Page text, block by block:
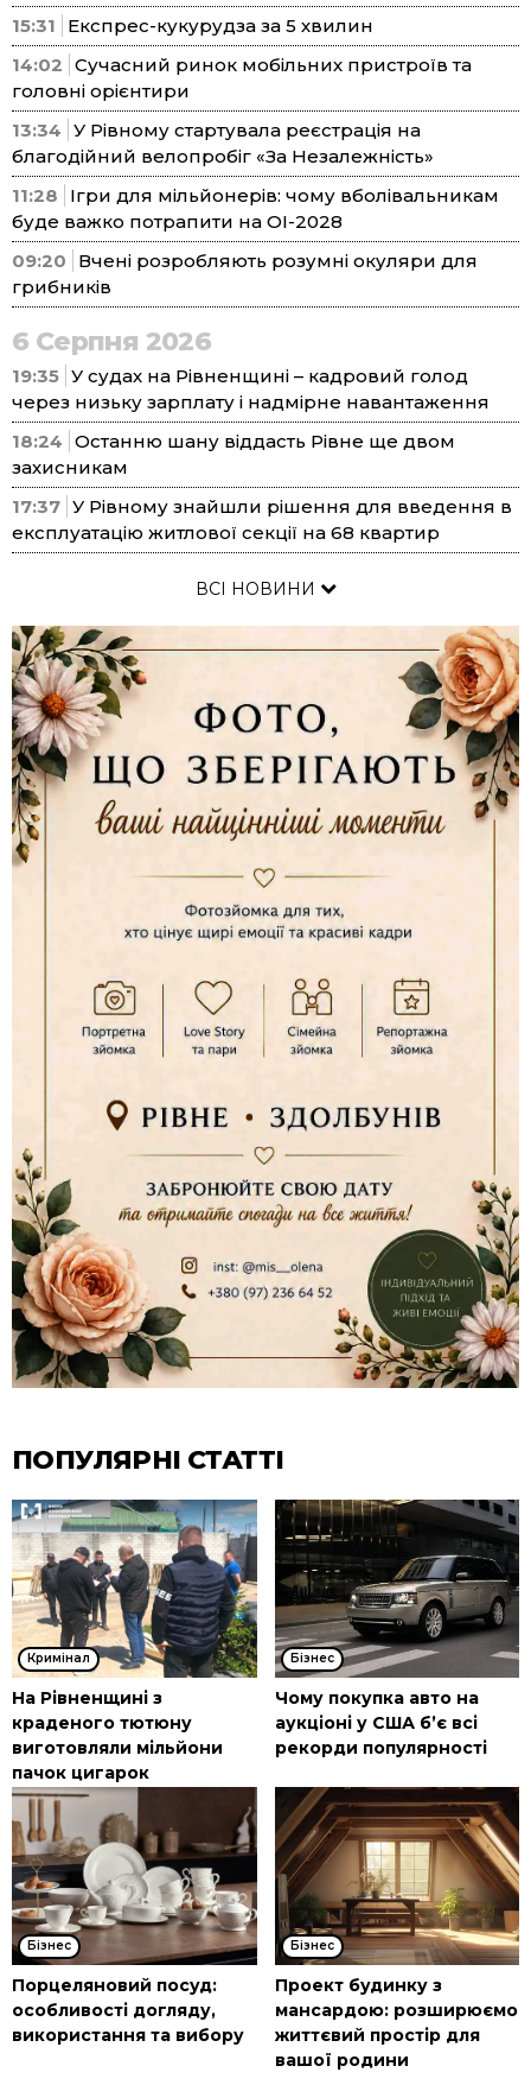
15:31
Експрес-кукурудза за 5 хвилин
14:02 Сучасний ринок мобільних пристроїв та
головні орієнтири
13:34 У Рівному стартувала реєстрація на
благодійний велопробіг «За Незалежність»
11:28
Ігри для мільйонерів: чому вболівальникам
буде важко потрапити на ОІ-2028
09:20
Вчені розробляють розумні окуляри для
грибників
6 Серпня 2026
19:35 У судах на Рівненщині – кадровий голод
через низьку зарплату і надмірне навантаження
18:24 Останню шану віддасть Рівне ще двом
захисникам
17:37 У Рівному знайшли рішення для введення в
експлуатацію житлової секції на 68 квартир
ВСІ НОВИНИ
ПОПУЛЯРНІ СТАТТІ
Кримінал
На Рівненщині з
краденого тютюну
виготовляли мільйони
пачок цигарок
Бізнес
Чому покупка авто на
аукціоні у США б’є всі
рекорди популярності
Бізнес
Порцеляновий посуд:
особливості догляду,
використання та вибору
Бізнес
Проект будинку з
мансардою: розширюємо
життєвий простір для
вашої родини